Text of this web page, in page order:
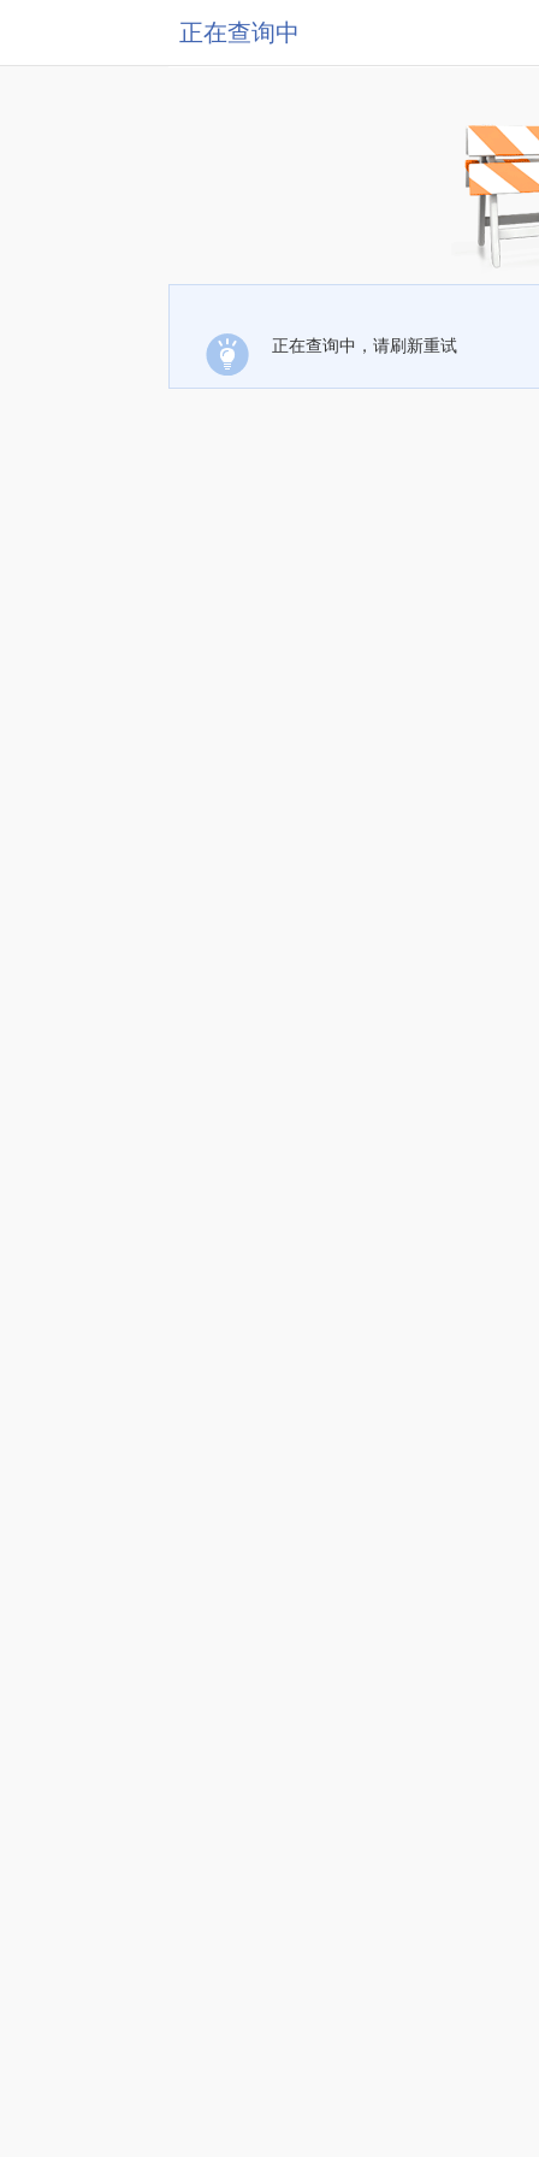
正在查询中
正在查询中，请刷新重试